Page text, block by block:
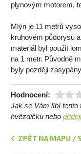
plynovým motorem,
Mlýn je 11 metrů
kruhovém půdorysu
materiál byl použit
na 1 metr. Původně
byly později
Hodnocení:
Jak se Vám líbí tento
hvězdičku nebo
ZPĚT NA MAPU /